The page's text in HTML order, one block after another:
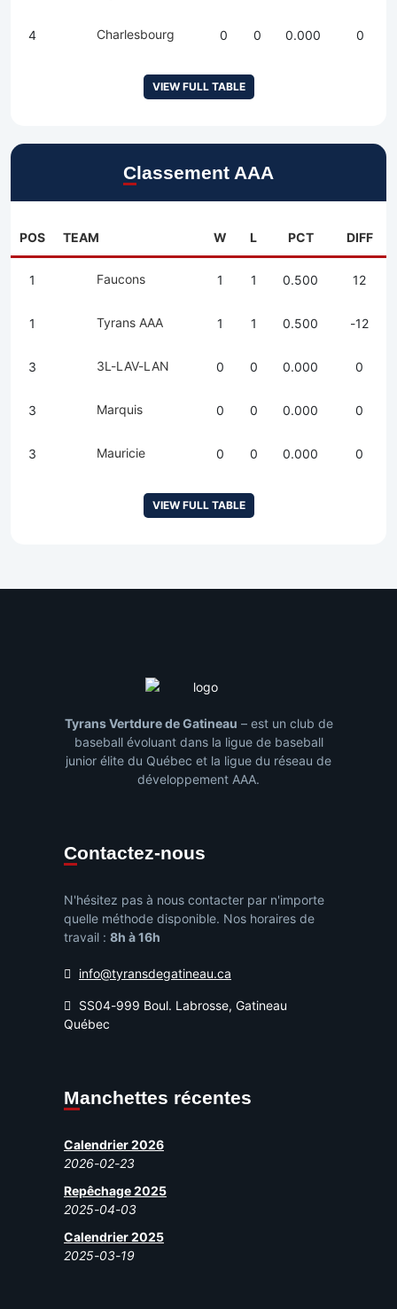
4 Charlesbourg 0 0 0.000 0
VIEW FULL TABLE
Classement AAA
POS TEAM W L PCT DIFF
1 Faucons 1 1 0.500 12
1 Tyrans AAA 1 1 0.500 -12
3 3L-LAV-LAN 0 0 0.000 0
3 Marquis 0 0 0.000 0
3 Mauricie 0 0 0.000 0
VIEW FULL TABLE
Tyrans Vertdure de Gatineau – est un club de
baseball évoluant dans la ligue de baseball
junior élite du Québec et la ligue du réseau de
développement AAA.
Contactez-nous
N'hésitez pas à nous contacter par n'importe
quelle méthode disponible. Nos horaires de
travail : 8h à 16h
info@tyransdegatineau.ca
SS04-999 Boul. Labrosse, Gatineau
Québec
Manchettes récentes
Calendrier 2026
2026-02-23
Repêchage 2025
2025-04-03
Calendrier 2025
2025-03-19